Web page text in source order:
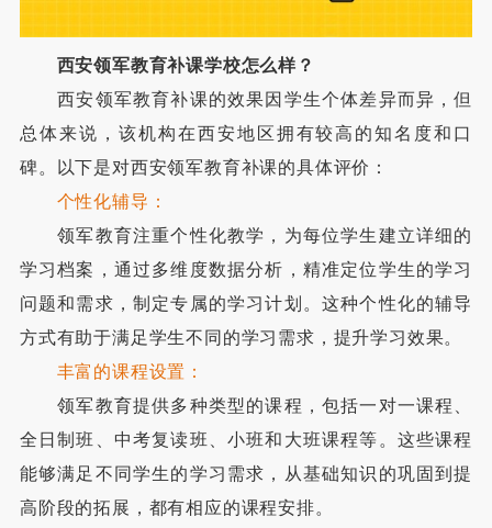
西安领军教育补课学校怎么样？
西安领军教育补课的效果因学生个体差异而异，但
总体来说，该机构在西安地区拥有较高的知名度和口
碑。以下是对西安领军教育补课的具体评价：
个性化辅导：
领军教育注重个性化教学，为每位学生建立详细的
学习档案，通过多维度数据分析，精准定位学生的学习
问题和需求，制定专属的学习计划。这种个性化的辅导
方式有助于满足学生不同的学习需求，提升学习效果。
丰富的课程设置：
领军教育提供多种类型的课程，包括一对一课程、
全日制班、中考复读班、小班和大班课程等。这些课程
能够满足不同学生的学习需求，从基础知识的巩固到提
高阶段的拓展，都有相应的课程安排。